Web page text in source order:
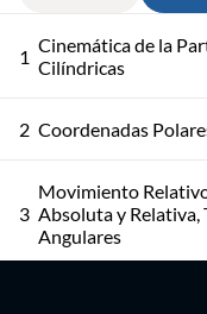
1 Cinemática de la
Cilíndricas
2 Coordenadas
3
Movimiento
Absoluta y Relativa,
Angulares
Movimiento